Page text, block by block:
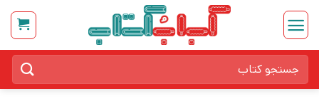
Skip
content
برای: